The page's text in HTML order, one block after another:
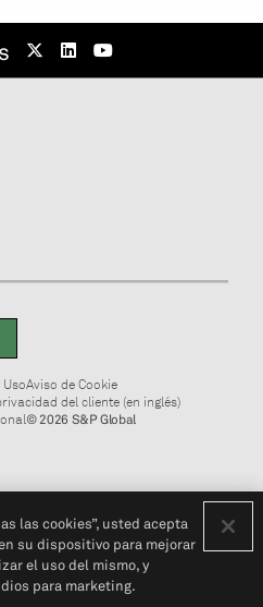
Aviso de Cookie
del cliente (en inglés)
© 2026 S&P Global
las cookies”, usted acepta
su dispositivo para mejorar
el uso del mismo, y
para marketing.